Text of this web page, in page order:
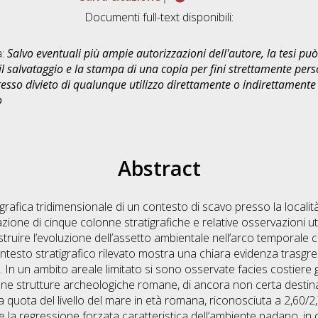
Documenti full-text disponibili:
Salvo eventuali più ampie autorizzazioni dell'autore, la tesi
salvataggio e la stampa di una copia per fini strettamente
divieto di qualunque utilizzo direttamente o
Abstract
tridimensionale di un contesto di scavo presso la
di cinque colonne stratigrafiche e relative osservazioni
l’evoluzione dell’assetto ambientale nell’arco temporale
stratigrafico rilevato mostra una chiara evidenza
un ambito areale limitato si sono osservate facies costiere
strutture archeologiche romane, di ancora non certa
del livello del mare in età romana, riconosciuta a 2,60/